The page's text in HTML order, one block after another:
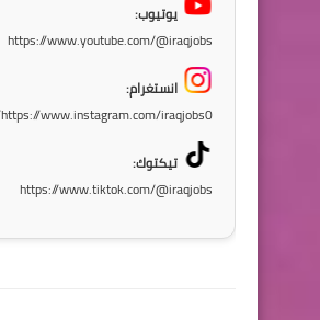
يوتيوب:
https://www.youtube.com/@iraqjobs
انستغرام:
https://www.instagram.com/iraqjobs0/
تيكتوك:
https://www.tiktok.com/@iraqjobs